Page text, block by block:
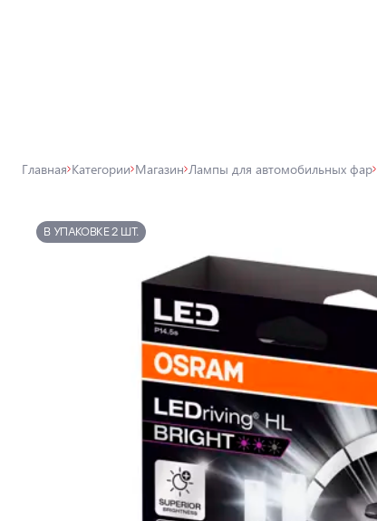
Главная Категории Магазин Лампы для автомобильных фар
В УПАКОВКЕ 2 ШТ.
Внешнее освещение автомобиля
Аксессуары для освещения
Автомобильные аксессуары
Товары для технического
обслуживания автомобиля
Автохимия, дитейлинг, поклейка
Освещение и аксессуары для
мотоциклов и велосипедов